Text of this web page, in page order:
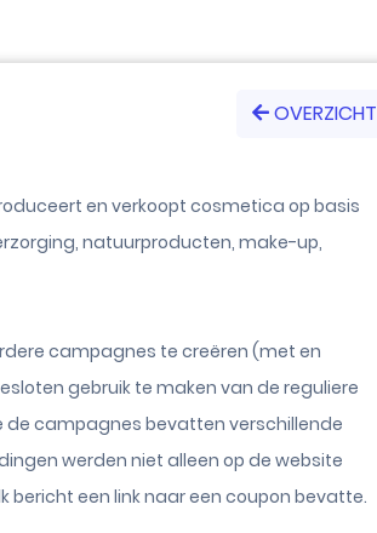
OVERZICHT
en verkoopt cosmetica op basis
natuurproducten, make-up,
campagnes te creëren (met en
gebruik te maken van de reguliere
de campagnes bevatten verschillende
werden niet alleen op de website
bericht een link naar een coupon bevatte.